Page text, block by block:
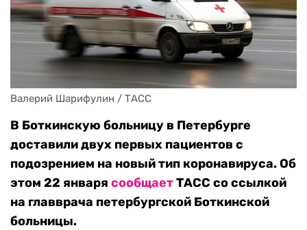
Валерий Шарифулин / ТАСС
В Боткинскую больницу в Петербурге
доставили двух первых пациентов с
подозрением на новый тип коронавируса. Об
этом 22 января сообщаетТАСС со ссылкой
на главврача петербургской Боткинской
больницы.